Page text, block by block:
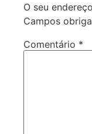
O seu
Campos
Comentário *